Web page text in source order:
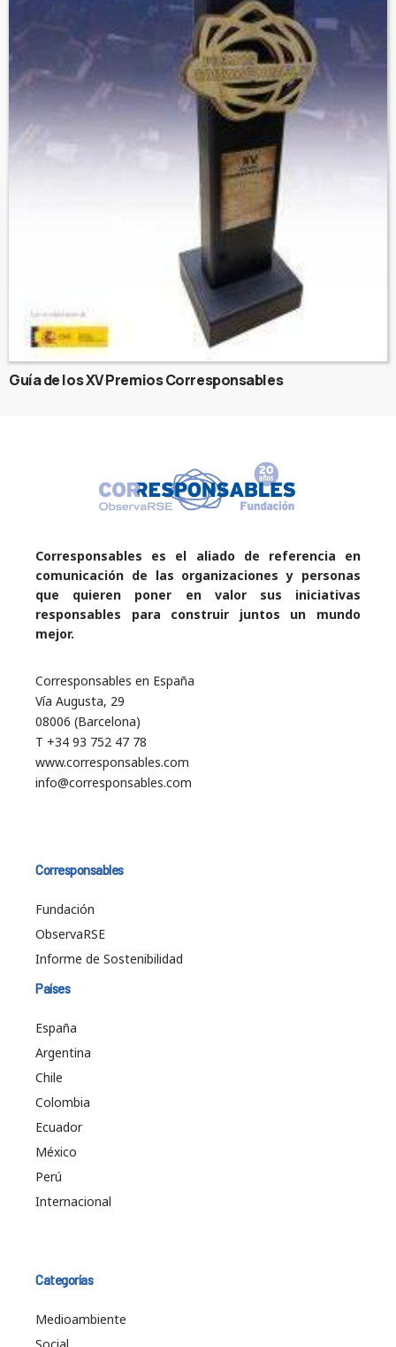
Guía de los XV Premios Corresponsables
Corresponsables es el aliado de referencia en
comunicación de las organizaciones y personas
que quieren poner en valor sus iniciativas
responsables para construir juntos un mundo
mejor.
Corresponsables en España
Vía Augusta, 29
08006 (Barcelona)
T +34 93 752 47 78
www.corresponsables.com
info@corresponsables.com
Corresponsables
Fundación
ObservaRSE
Informe de Sostenibilidad
Países
España
Argentina
Chile
Colombia
Ecuador
México
Perú
Internacional
Categorías
Medioambiente
Social